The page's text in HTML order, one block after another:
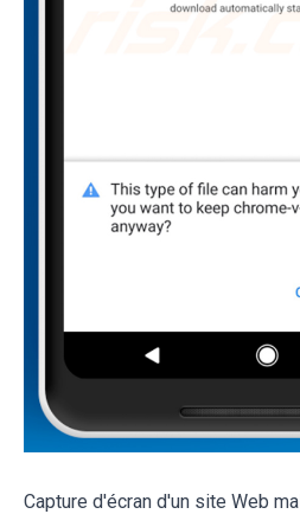
Capture d'écran d'un site Web